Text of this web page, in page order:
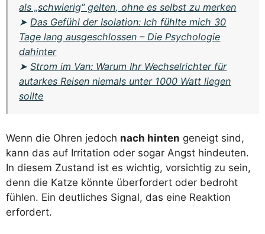
als „schwierig“ gelten, ohne es selbst zu merken
➤ Das Gefühl der Isolation: Ich fühlte mich 30
Tage lang ausgeschlossen – Die Psychologie
dahinter
➤Strom im Van: Warum Ihr Wechselrichter für
autarkes Reisen niemals unter 1000 Watt liegen
sollte
Wenn die Ohren jedoch nach hinten geneigt sind,
kann das auf Irritation oder sogar Angst hindeuten.
In diesem Zustand ist es wichtig, vorsichtig zu sein,
denn die Katze könnte überfordert oder bedroht
fühlen. Ein deutliches Signal, das eine Reaktion
erfordert.